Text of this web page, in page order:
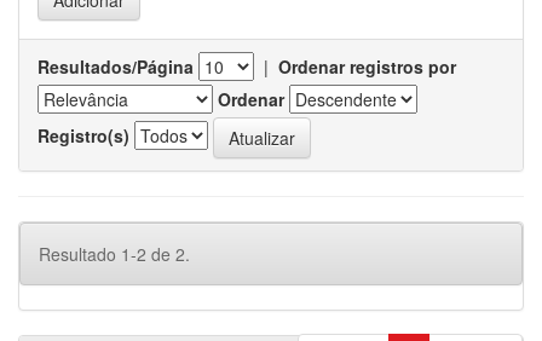
Resultados/Página | Ordenar registros por
Ordenar
Registro(s)
Resultado 1-2 de 2.